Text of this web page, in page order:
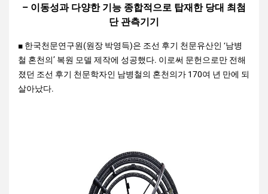
– 이동성과 다양한 기능 종합적으로 탑재한 당대 최첨
단 관측기기
■ 한국천문연구원(원장 박영득)은 조선 후기 천문유산인 ‘남병
철 혼천의’ 복원 모델 제작에 성공했다. 이로써 문헌으로만 전해
졌던 조선 후기 천문학자인 남병철의 혼천의가 170여 년 만에 되
살아났다.